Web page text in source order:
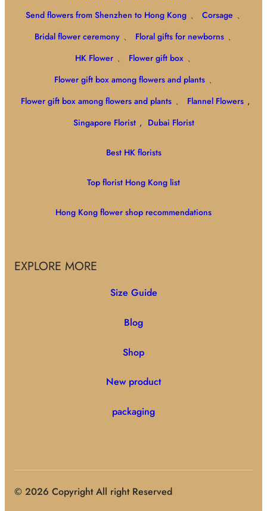
Send flowers from Shenzhen to Hong Kong 、 Corsage 、
Bridal flower ceremony 、 Floral gifts for newborns 、
HK Flower 、 Flower gift box 、
Flower gift box among flowers and plants 、
Flower gift box among flowers and plants 、 Flannel Flowers ,
Singapore Florist , Dubai Florist
Best HK florists
Top florist Hong Kong list
Hong Kong flower shop recommendations
EXPLORE MORE
Size Guide
Blog
Shop
New product
packaging
© 2026 Copyright All right Reserved